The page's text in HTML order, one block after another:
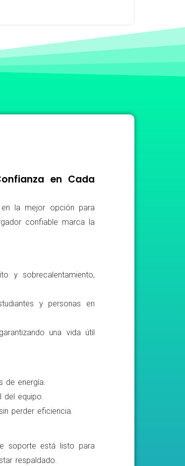
en Cada
en la mejor opción para
confiable marca la
y sobrecalentamiento,
y personas en
una vida útil
de energía.
equipo.
perder eficiencia.
soporte está listo para
respaldado.